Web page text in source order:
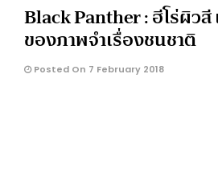
Black Panther : ฮีโร่ผิวสี
ของภาพจำเรื่องชนชาติ
Posted On 7 February 2018